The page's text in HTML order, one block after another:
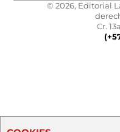
© 2026, Editorial
Cr.